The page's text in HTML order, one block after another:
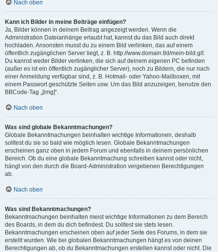
Nach oben
Kann ich Bilder in meine Beiträge einfügen?
Ja, Bilder können in deinem Beitrag angezeigt werden. Wenn die
Administration Dateianhänge erlaubt hat, kannst du das Bild auch direkt
hochladen. Ansonsten musst du zu einem Bild verlinken, das auf einem
öffentlich zugänglichen Server liegt, z. B. http://www.domain.tld/mein-bild.gif.
Du kannst weder Bilder verlinken, die sich auf deinem eigenen PC befinden
(außer es ist ein öffentlich zugänglicher Server), noch zu Bildern, die nur nach
einer Anmeldung verfügbar sind, z. B. Hotmail- oder Yahoo-Mailboxen, mit
einem Passwort geschützte Seiten usw. Um das Bild anzuzeigen, benutze den
BBCode-Tag „[img]“.
Nach oben
Was sind globale Bekanntmachungen?
Globale Bekanntmachungen beinhalten wichtige Informationen, deshalb
solltest du sie so bald wie möglich lesen. Globale Bekanntmachungen
erscheinen ganz oben in jedem Forum und ebenfalls in deinem persönlichen
Bereich. Ob du eine globale Bekanntmachung schreiben kannst oder nicht,
hängt von den durch die Board-Administration vergebenen Berechtigungen
ab.
Nach oben
Was sind Bekanntmachungen?
Bekanntmachungen beinhalten meist wichtige Informationen zu dem Bereich
des Boards, in dem du dich befindest. Du solltest sie stets lesen.
Bekanntmachungen erscheinen oben auf jeder Seite des Forums, in dem sie
erstellt wurden. Wie bei globalen Bekanntmachungen hängt es von deinen
Berechtigungen ab, ob du Bekanntmachungen erstellen kannst oder nicht. Die